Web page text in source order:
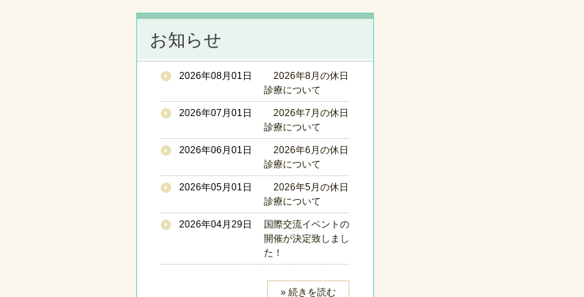
お知らせ
2026年08月01日
2026年8月の休日
診療について
2026年07月01日
2026年7月の休日
診療について
2026年06月01日
2026年6月の休日
診療について
2026年05月01日
2026年5月の休日
診療について
2026年04月29日
国際交流イベントの
開催が決定致しまし
た！
» 続きを読む